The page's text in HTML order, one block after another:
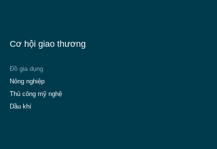
Cơ hội giao thương
Đồ gia dụng
Nông nghiệp
Thủ công mỹ nghệ
Dầu khí